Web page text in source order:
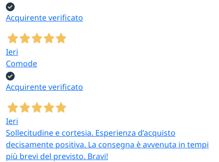
Acquirente verificato
Ieri
Comode
Acquirente verificato
Ieri
Sollecitudine e cortesia. Esperienza d’acquisto
decisamente positiva. La consegna è avvenuta in tempi
più brevi del previsto. Bravi!